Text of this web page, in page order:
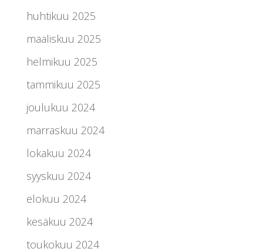
huhtikuu 2025
maaliskuu 2025
helmikuu 2025
tammikuu 2025
joulukuu 2024
marraskuu 2024
lokakuu 2024
syyskuu 2024
elokuu 2024
kesäkuu 2024
toukokuu 2024